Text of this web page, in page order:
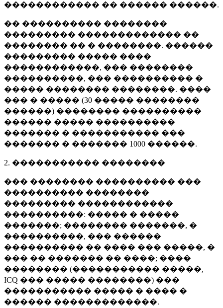
������������ �� ������ ������.
�� ���������� ��������
��������� ������������� ��
�������� �� � ��������. ������
��������� ����� ����
������������, ��� ��������
����������, ��� ���������� �
����� �������� ��������. ����
��� � ����� (30 ����� ��������
������) �������� ����������
������ ����� ����������
������� � ����������� ���
������� � ������� 1000 ������.
2. ����������� ��������
��� �������� ���������� ���
���������� ��������
��������� ������������
����������: ����� � �����
�������; �������� �������, �
����������, ��� ������
���������� �� ���� ��� �����, �
��� �� ������� �� ����; ����
�������� (����������� �����,
ICQ ��� ����� ��������) ���
����������� ����� � ���� �
������ �������������.